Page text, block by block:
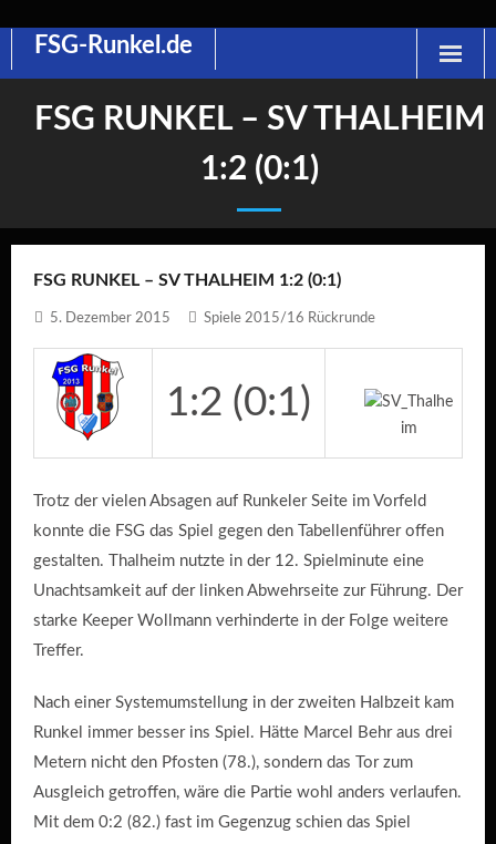
to
content
FSG-Runkel.de
FSG RUNKEL – SV THALHEIM
1:2 (0:1)
FSG RUNKEL – SV THALHEIM 1:2 (0:1)
5. Dezember 2015 Spiele 2015/16 Rückrunde
1:2 (0:1)
Trotz der vielen Absagen auf Runkeler Seite im Vorfeld
konnte die FSG das Spiel gegen den Tabellenführer offen
gestalten. Thalheim nutzte in der 12. Spielminute eine
Unachtsamkeit auf der linken Abwehrseite zur Führung. Der
starke Keeper Wollmann verhinderte in der Folge weitere
Treffer.
Nach einer Systemumstellung in der zweiten Halbzeit kam
Runkel immer besser ins Spiel. Hätte Marcel Behr aus drei
Metern nicht den Pfosten (78.), sondern das Tor zum
Ausgleich getroffen, wäre die Partie wohl anders verlaufen.
Mit dem 0:2 (82.) fast im Gegenzug schien das Spiel